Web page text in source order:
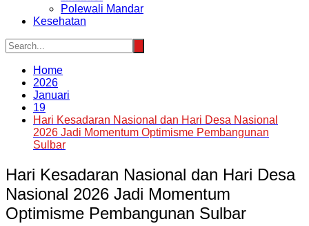
Polewali Mandar
Kesehatan
Home
2026
Januari
19
Hari Kesadaran Nasional dan Hari Desa Nasional
2026 Jadi Momentum Optimisme Pembangunan
Sulbar
Hari Kesadaran Nasional dan Hari Desa
Nasional 2026 Jadi Momentum
Optimisme Pembangunan Sulbar